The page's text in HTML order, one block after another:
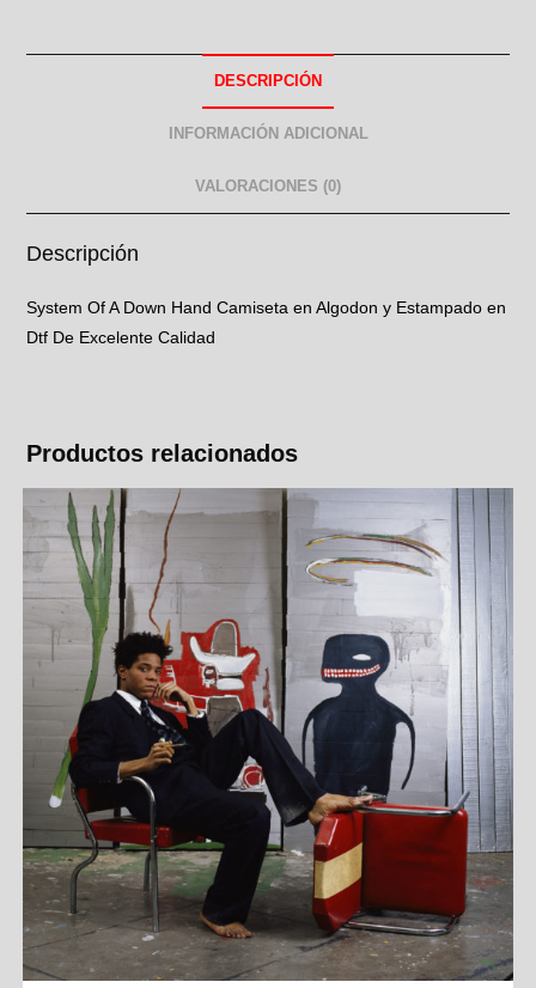
DESCRIPCIÓN
INFORMACIÓN ADICIONAL
VALORACIONES (0)
Descripción
System Of A Down Hand Camiseta en Algodon y Estampado en
Dtf De Excelente Calidad
Productos relacionados